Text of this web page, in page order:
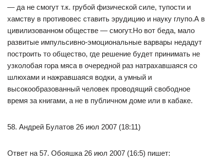
— да не смогут т.к. грубой физической силе, тупости и
хамству в противовес ставить эрудицию и науку глупо.А в
цивилизованном обществе — смогут.Но вот беда, мало
развитые импульсивно-эмоциональные варвары недадут
построить то общество, где решение будет принимать не
узколобая гора мяса в очередной раз натрахавшаяся со
шлюхами и нажравшаяся водки, а умный и
высокообразованный человек проводящий свободное
время за книгами, а не в публичном доме или в кабаке.
58. Андрей Булатов 26 июл 2007 (18:11)
Ответ на 57. Обояшка 26 июл 2007 (16:5) пишет: